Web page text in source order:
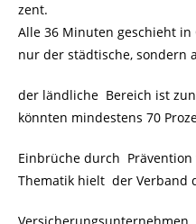
zent.
Alle 36 Minuten geschieht
nur der städtische, sondern
der ländliche Bereich ist
könnten mindestens 70
Einbrüche durch
Thematik hielt der Verband